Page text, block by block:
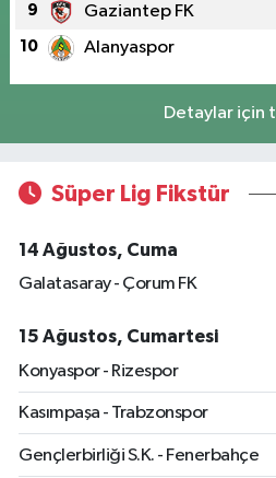
9 Gaziantep FK
10 Alanyaspor
Detaylar için
Süper Lig Fikstür
14 Ağustos, Cuma
Galatasaray - Çorum FK
15 Ağustos, Cumartesi
Konyaspor - Rizespor
Kasımpaşa - Trabzonspor
Gençlerbirliği S.K. - Fenerbahçe